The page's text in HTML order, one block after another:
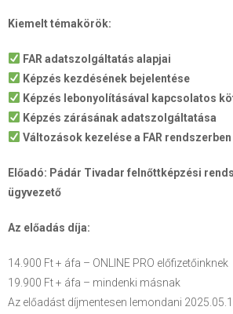
Kiemelt témakörök:
FAR adatszolgáltatás alapjai
Képzés kezdésének bejelentése
Képzés lebonyolításával kapcsolatos
Képzés zárásának adatszolgáltatása
Változások kezelése a FAR rendszerben
Előadó: Pádár Tivadar felnőttképzési
ügyvezető
Az előadás díja:
14.900 Ft + áfa – ONLINE PRO előfizetőinknek
19.900 Ft + áfa – mindenki másnak
Az előadást díjmentesen lemondani